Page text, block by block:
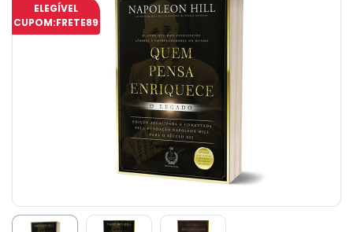
ELEGÍVEL
CUPOM:FRETE89